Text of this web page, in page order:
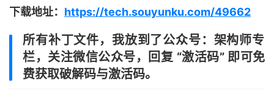
下载地址： https://tech.souyunku.com/49662
所有补丁文件，我放到了公众号：架构师专
栏，关注微信公众号，回复 “激活码” 即可免
费获取破解码与激活码。